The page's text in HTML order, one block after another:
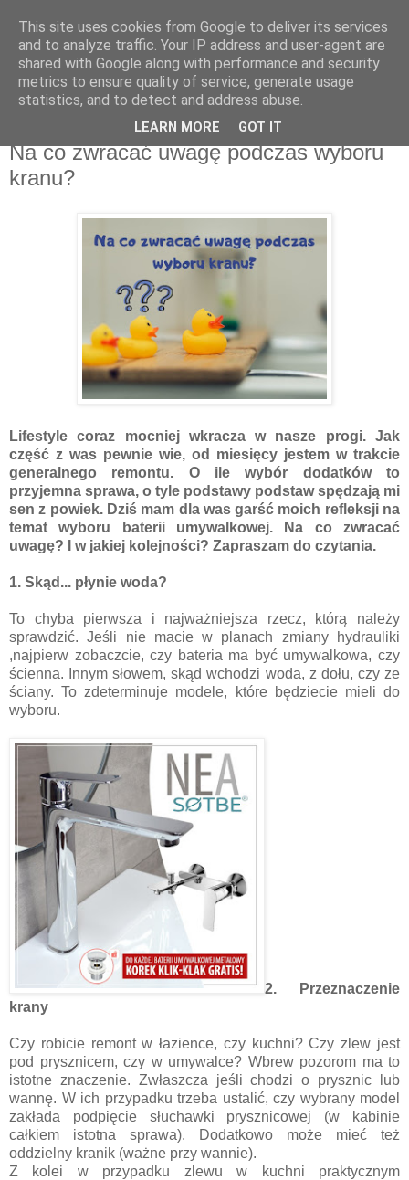
Recenzje na widelcu
Portal kulturalny - książki, recenzje, inspiracje, konkursy.
niedziela, 21 lipca 2019
Na co zwracać uwagę podczas wyboru
kranu?
Lifestyle coraz mocniej wkracza w nasze progi. Jak
część z was pewnie wie, od miesięcy jestem w trakcie
generalnego remontu. O ile wybór dodatków to
przyjemna sprawa, o tyle podstawy podstaw spędzają mi
sen z powiek. Dziś mam dla was garść moich refleksji na
temat wyboru baterii umywalkowej. Na co zwracać
uwagę? I w jakiej kolejności? Zapraszam do czytania.
1. Skąd... płynie woda?
To chyba pierwsza i najważniejsza rzecz, którą należy
sprawdzić. Jeśli nie macie w planach zmiany hydrauliki
,najpierw zobaczcie, czy bateria ma być umywalkowa, czy
ścienna. Innym słowem, skąd wchodzi woda, z dołu, czy ze
ściany. To zdeterminuje modele, które będziecie mieli do
wyboru.
2. Przeznaczenie
krany
Czy robicie remont w łazience, czy kuchni? Czy zlew jest
pod prysznicem, czy w umywalce? Wbrew pozorom ma to
istotne znaczenie. Zwłaszcza jeśli chodzi o prysznic lub
wannę. W ich przypadku trzeba ustalić, czy wybrany model
zakłada podpięcie słuchawki prysznicowej (w kabinie
całkiem istotna sprawa). Dodatkowo może mieć też
oddzielny kranik (ważne przy wannie).
Z kolei w przypadku zlewu w kuchni praktycznym
This site uses cookies from Google to deliver its services
and to analyze traffic. Your IP address and user-agent are
shared with Google along with performance and security
metrics to ensure quality of service, generate usage
statistics, and to detect and address abuse.
LEARN MORE GOT IT